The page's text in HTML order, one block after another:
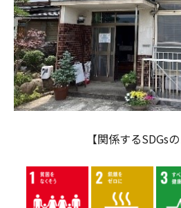
【関係するSDGs